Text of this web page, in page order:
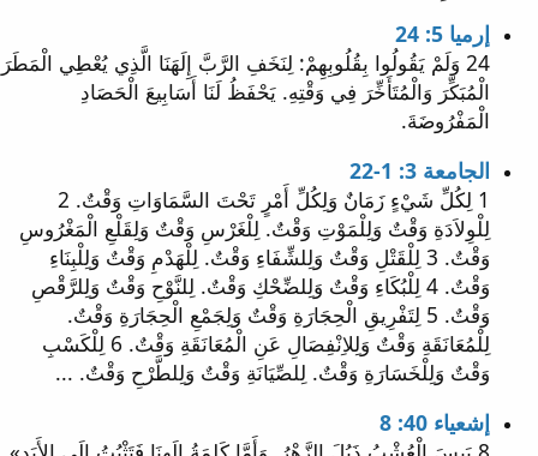
إرميا 5: 24
24 وَلَمْ يَقُولُوا بِقُلُوبِهِمْ: لِنَخَفِ الرَّبَّ إِلَهَنَا الَّذِي يُعْطِي الْمَطَرَ
الْمُبَكِّرَ وَالْمُتَأَخِّرَ فِي وَقْتِهِ. يَحْفَظُ لَنَا أَسَابِيعَ الْحَصَادِ
الْمَفْرُوضَةَ.
الجامعة 3: 1-22
1 لِكُلِّ شَيْءٍ زَمَانٌ وَلِكُلِّ أَمْرٍ تَحْتَ السَّمَاوَاتِ وَقْتٌ. 2
لِلْوِلاَدَةِ وَقْتٌ وَلِلْمَوْتِ وَقْتٌ. لِلْغَرْسِ وَقْتٌ وَلِقَلْعِ الْمَغْرُوسِ
وَقْتٌ. 3 لِلْقَتْلِ وَقْتٌ وَلِلشِّفَاءِ وَقْتٌ. لِلْهَدْمِ وَقْتٌ وَلِلْبِنَاءِ
وَقْتٌ. 4 لِلْبُكَاءِ وَقْتٌ وَلِلضِّحْكِ وَقْتٌ. لِلنَّوْحِ وَقْتٌ وَلِلرَّقْصِ
وَقْتٌ. 5 لِتَفْرِيقِ الْحِجَارَةِ وَقْتٌ وَلِجَمْعِ الْحِجَارَةِ وَقْتٌ.
لِلْمُعَانَقَةِ وَقْتٌ وَلِلاِنْفِصَالِ عَنِ الْمُعَانَقَةِ وَقْتٌ. 6 لِلْكَسْبِ
وَقْتٌ وَلِلْخَسَارَةِ وَقْتٌ. لِلصِّيَانَةِ وَقْتٌ وَلِلطَّرْحِ وَقْتٌ. ...
إشعياء 40: 8